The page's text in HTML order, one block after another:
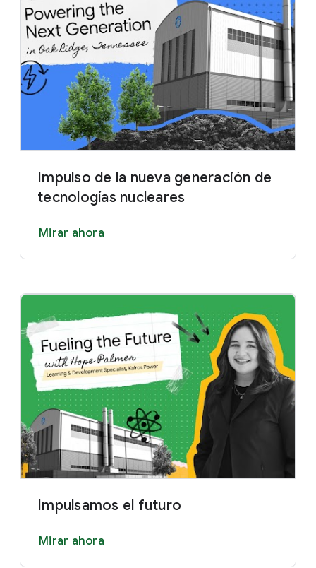
Impulso de la nueva generación de
tecnologías nucleares
Mirar ahora
Impulsamos el futuro
Mirar ahora